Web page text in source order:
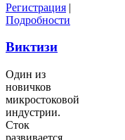
Регистрация |
Подробности
Виктизи
Один из
новичков
микростоковой
индустрии.
Сток